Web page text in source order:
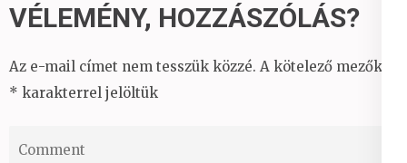
VÉLEMÉNY, HOZZÁSZÓLÁS?
Az e-mail címet nem tesszük közzé. A kötelező mezőket
* karakterrel jelöltük